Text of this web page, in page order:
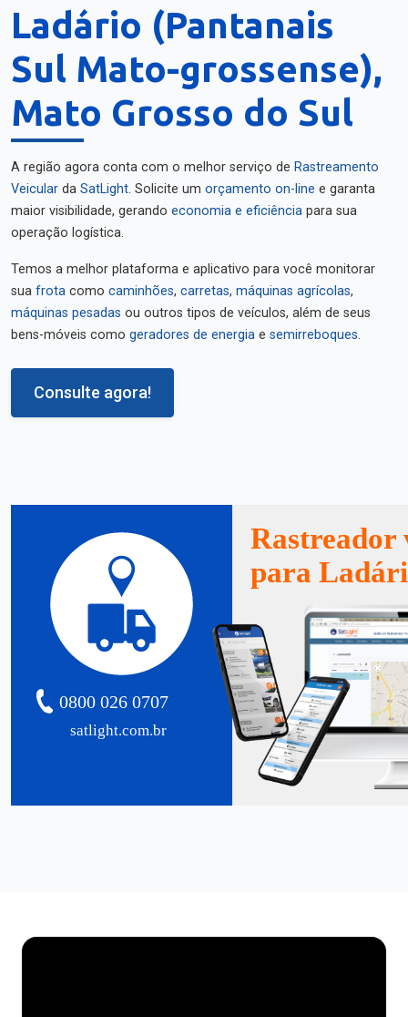
Ladário (Pantanais
Sul Mato-grossense),
Mato Grosso do Sul
A região agora conta com o melhor serviço de Rastreamento
Veicular da SatLight. Solicite um orçamento on-line e garanta
maior visibilidade, gerando economia e eficiência para sua
operação logística.
Temos a melhor plataforma e aplicativo para você monitorar
sua frota como caminhões, carretas, máquinas agrícolas,
máquinas pesadas ou outros tipos de veículos, além de seus
bens-móveis como geradores de energia e semirreboques.
Consulte agora!
satlight.com.br
0800 026 0707
Rastreador
para